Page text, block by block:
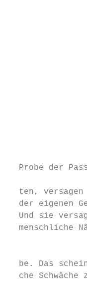
Probe der
ten, versagen
der eigenen
Und sie
menschliche
be. Das
che Schwäche